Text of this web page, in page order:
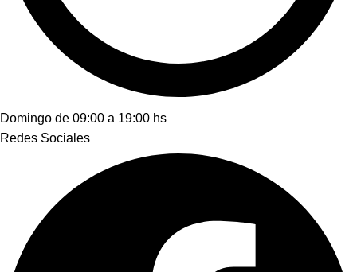
Domingo de 09:00 a 19:00 hs
Redes Sociales